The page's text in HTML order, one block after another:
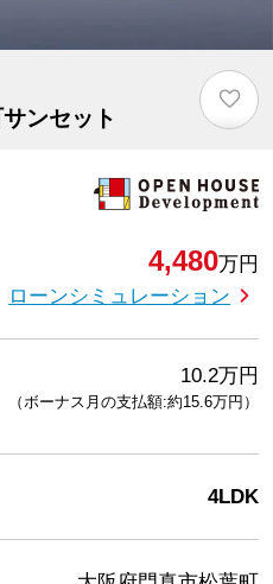
ンセット
♡
4,480万円
ローンシミュレーション
10.2万円
（ボーナス月の支払額:約15.6万円 ）
4LDK